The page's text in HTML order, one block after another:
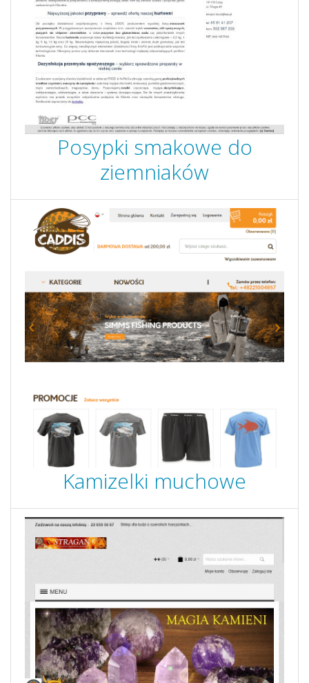
Posypki smakowe do
ziemniaków
Kamizelki muchowe